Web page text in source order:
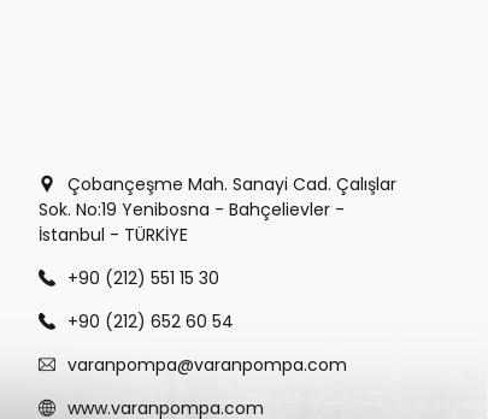
Çobançeşme Mah. Sanayi Cad. Çalışlar
Sok. No:19 Yenibosna - Bahçelievler -
İstanbul - TÜRKİYE
+90 (212) 551 15 30
+90 (212) 652 60 54
varanpompa@varanpompa.com
www.varanpompa.com